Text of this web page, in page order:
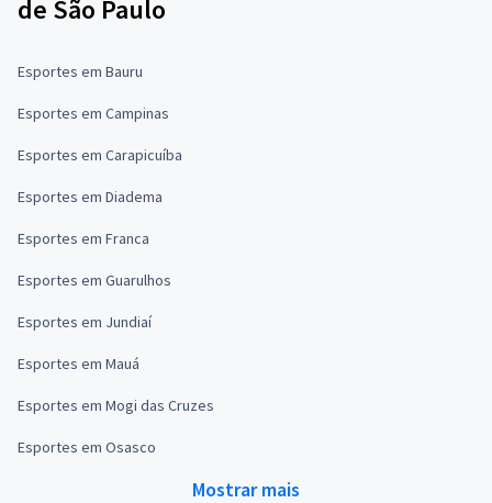
de São Paulo
Esportes em Bauru
Esportes em Campinas
Esportes em Carapicuíba
Esportes em Diadema
Esportes em Franca
Esportes em Guarulhos
Esportes em Jundiaí
Esportes em Mauá
Esportes em Mogi das Cruzes
Esportes em Osasco
Mostrar mais